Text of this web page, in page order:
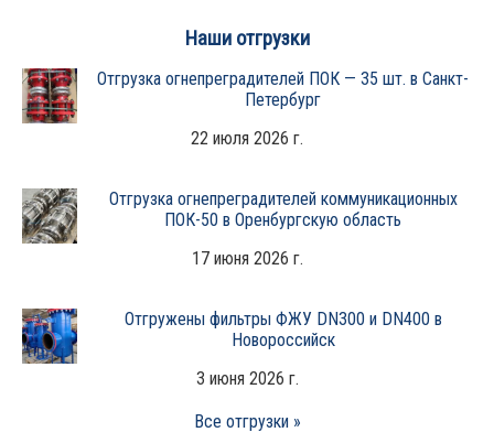
Наши отгрузки
Отгрузка огнепреградителей ПОК — 35 шт. в Санкт-
Петербург
22 июля 2026 г.
Отгрузка огнепреградителей коммуникационных
ПОК-50 в Оренбургскую область
17 июня 2026 г.
Отгружены фильтры ФЖУ DN300 и DN400 в
Новороссийск
3 июня 2026 г.
Все отгрузки »